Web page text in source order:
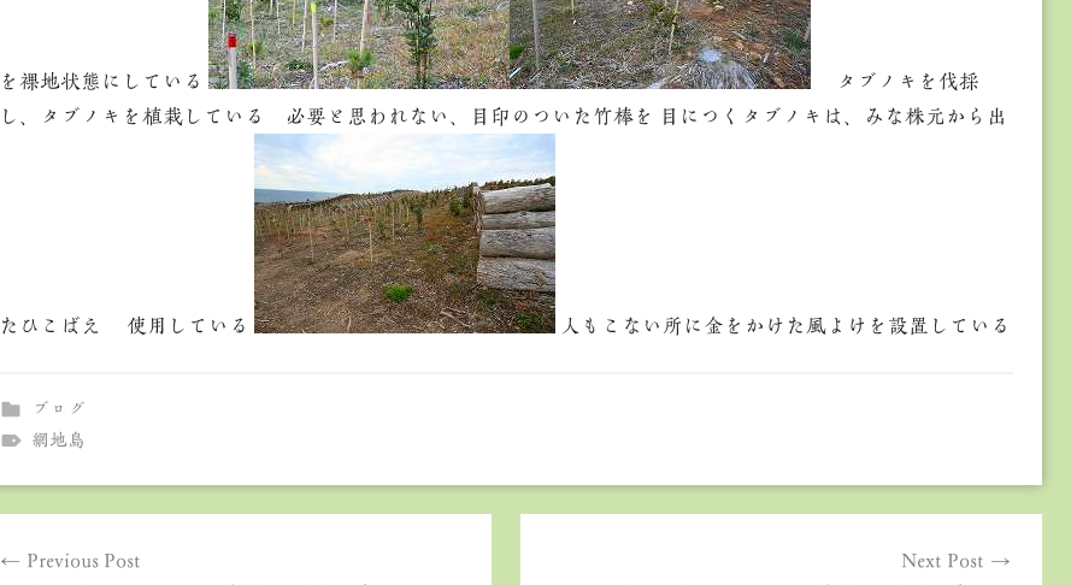
を裸地状態にしている
タブノキを伐採
し、タブノキを植栽している 必要と思われない、目印のついた竹棒を 目につくタブノキは、みな株元から出
たひこばえ 使用している 人もこない所に金をかけた風よけを設置している
ブログ
網地島
Previous Post Next Post